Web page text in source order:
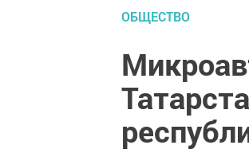
ОБЩЕСТВО